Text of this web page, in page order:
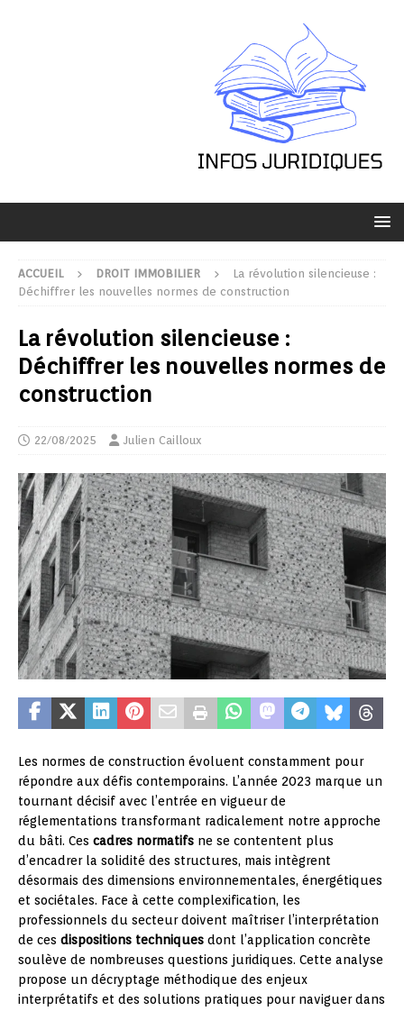
ACCUEIL DROIT IMMOBILIER
La révolution silencieuse :
Déchiffrer les nouvelles normes de construction
La révolution silencieuse :
Déchiffrer les nouvelles normes de
construction
22/08/2025 Julien Cailloux
Les normes de construction évoluent constamment pour
répondre aux défis contemporains. L’année 2023 marque un
tournant décisif avec l’entrée en vigueur de
réglementations transformant radicalement notre approche
du bâti. Ces cadres normatifs ne se contentent plus
d’encadrer la solidité des structures, mais intègrent
désormais des dimensions environnementales, énergétiques
et sociétales. Face à cette complexification, les
professionnels du secteur doivent maîtriser l’interprétation
de ces dispositions techniques dont l’application concrète
soulève de nombreuses questions juridiques. Cette analyse
propose un décryptage méthodique des enjeux
interprétatifs et des solutions pratiques pour naviguer dans